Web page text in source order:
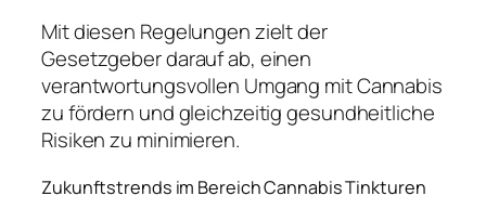
Mit diesen Regelungen zielt der
Gesetzgeber darauf ab, einen
verantwortungsvollen Umgang mit Cannabis
zu fördern und gleichzeitig gesundheitliche
Risiken zu minimieren.
Zukunftstrends im Bereich Cannabis Tinkturen